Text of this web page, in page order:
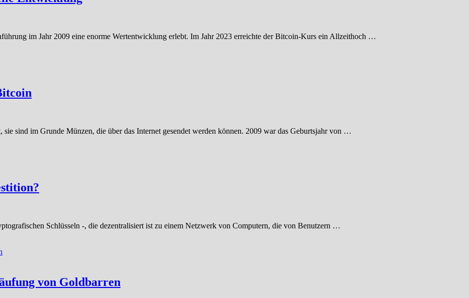
im Jahr 2009 eine enorme Wertentwicklung erlebt. Im Jahr 2023 erreichte der Bitcoin-Kurs ein Allzeithoch …
sind im Grunde Münzen, die über das Internet gesendet werden können. 2009 war das Geburtsjahr von …
Schlüsseln -, die dezentralisiert ist zu einem Netzwerk von Computern, die von Benutzern …
von Goldbarren